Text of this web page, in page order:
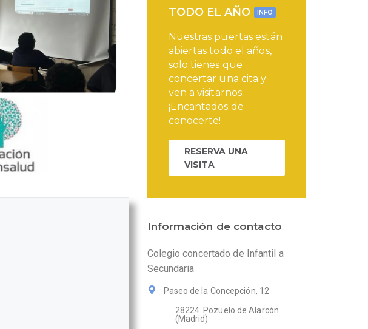
TODO EL AÑO
INFO
Nuestras puertas están
abiertas todo el años,
solo tienes que
concertar una cita y
ven a visitarnos.
¡Encantados de
conocerte!
RESERVA UNA
VISITA
Información de contacto
Colegio concertado de Infantil a
Secundaria
Paseo de la Concepción, 12
28224. Pozuelo de Alarcón
(Madrid)